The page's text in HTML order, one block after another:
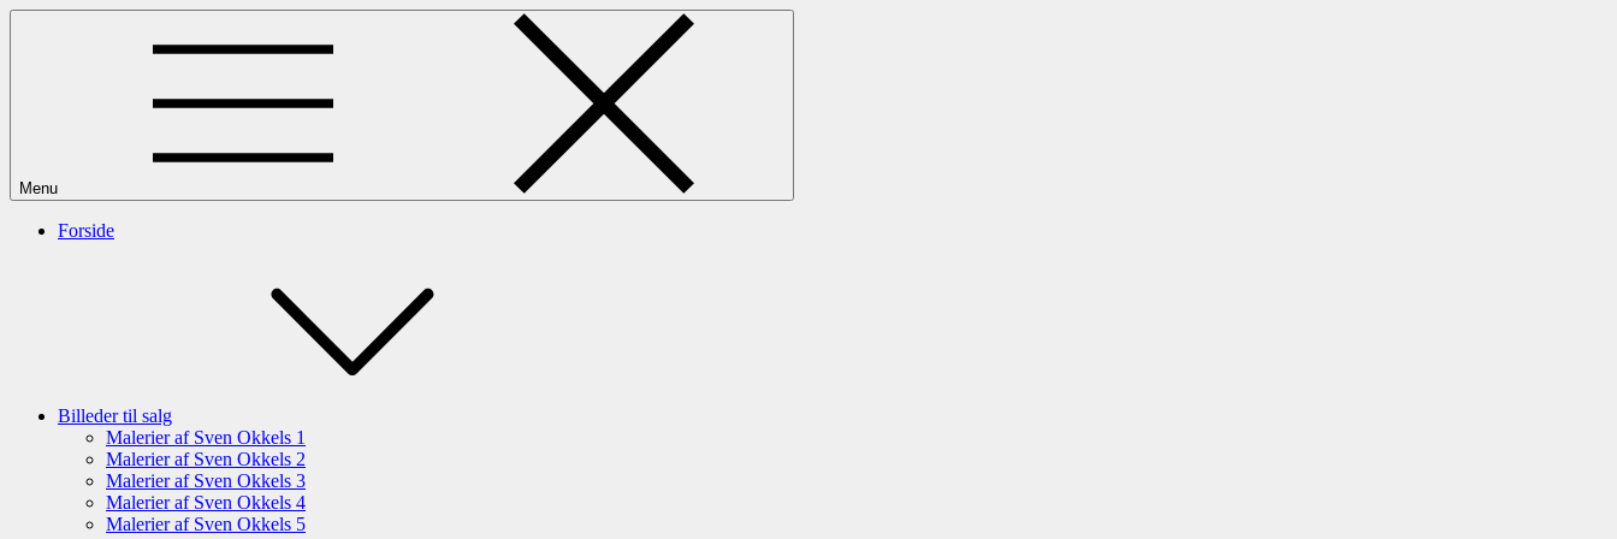
Skip
Menu
Forside
Billeder til salg
Malerier af Sven Okkels 1
Malerier af Sven Okkels 2
Malerier af Sven Okkels 3
Malerier af Sven Okkels 4
Malerier af Sven Okkels 5